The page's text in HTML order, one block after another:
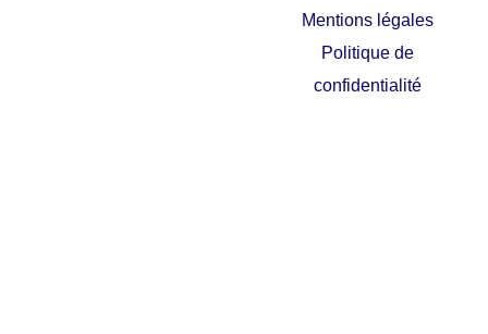
Mentions légales
Politique de
confidentialité